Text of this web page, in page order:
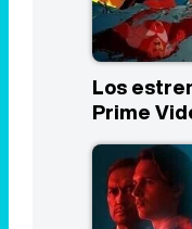
Los
Prime